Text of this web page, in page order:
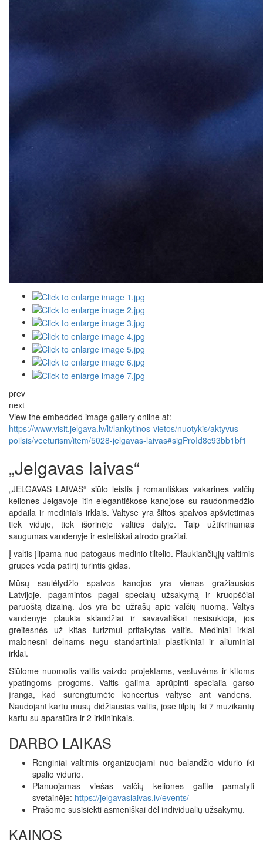
prev
next
View the embedded image gallery online at:
https://www.visit.jelgava.lv/lt/lankytinos-vietos/nuotykis/aktyvus-
poilsis/veeturism/item/5028-jelgavas-laivas#sigProId8c93bb1bf1
„Jelgavas laivas“
„JELGAVAS LAIVAS“ siūlo leistis į romantiškas vakarines valčių
keliones Jelgavoje itin elegantiškose kanojose su raudonmedžio
apdaila ir mediniais irklais. Valtyse yra šiltos spalvos apšvietimas
tiek viduje, tiek išorinėje valties dalyje. Taip užtikrinamas
saugumas vandenyje ir estetiškai atrodo gražiai.
Į valtis įlipama nuo patogaus medinio tiltelio. Plaukiančiųjų valtimis
grupes veda patirtį turintis gidas.
Mūsų saulėlydžio spalvos kanojos yra vienas gražiausios
Latvijoje, pagamintos pagal specialų užsakymą ir kruopščiai
paruoštą dizainą. Jos yra be užrašų apie valčių nuomą. Valtys
vandenyje plaukia sklandžiai ir savavališkai nesisukioja, jos
greitesnės už kitas turizmui pritaikytas valtis. Mediniai irklai
malonesni delnams negu standartiniai plastikiniai ir aliuminiai
irklai.
Siūlome nuomotis valtis vaizdo projektams, vestuvėms ir kitoms
ypatingoms progoms. Valtis galima aprūpinti specialia garso
įranga, kad surengtumėte koncertus valtyse ant vandens.
Naudojant kartu mūsų didžiausias valtis, jose tilptų iki 7 muzikantų
kartu su aparatūra ir 2 irklininkais.
DARBO LAIKAS
Renginiai valtimis organizuojami nuo balandžio vidurio iki
spalio vidurio.
Planuojamas viešas valčių keliones galite pamatyti
svetainėje: https://jelgavaslaivas.lv/events/
Prašome susisiekti asmeniškai dėl individualių užsakymų.
KAINOS